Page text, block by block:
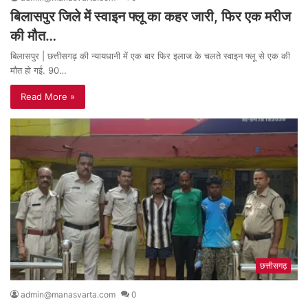
बिलासपुर जिले में स्वाइन फ्लू का कहर जारी, फिर एक मरीज
की मौत…
बिलासपुर | छत्तीसगढ़ की न्यायधानी में एक बार फिर इलाज के चलते स्वाइन फ्लू से एक की
मौत हो गई. 90…
Read More »
छत्तीसगढ़
admin@manasvarta.com 0